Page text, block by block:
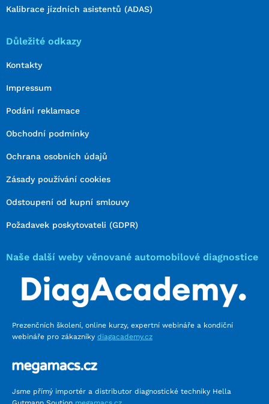
Kalibrace jízdních asistentů (ADAS)
Důležité odkazy
Kontakty
Impressum
Podání reklamace
Obchodní podmínky
Ochrana osobních údajů
Zásady používání cookies
Odstoupení od kupní smlouvy
Požadavek poskytovateli (GDPR)
Naše další weby věnované automobilové diagnostice
Prezenčních školení, online kurzy, expertní webináře a kondiční
webináře pro zákazníky diagacademy.cz
Jsme přímý importér a distributor diagnostické techniky Hella